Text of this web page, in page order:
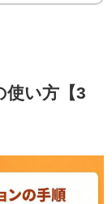
使い方【3